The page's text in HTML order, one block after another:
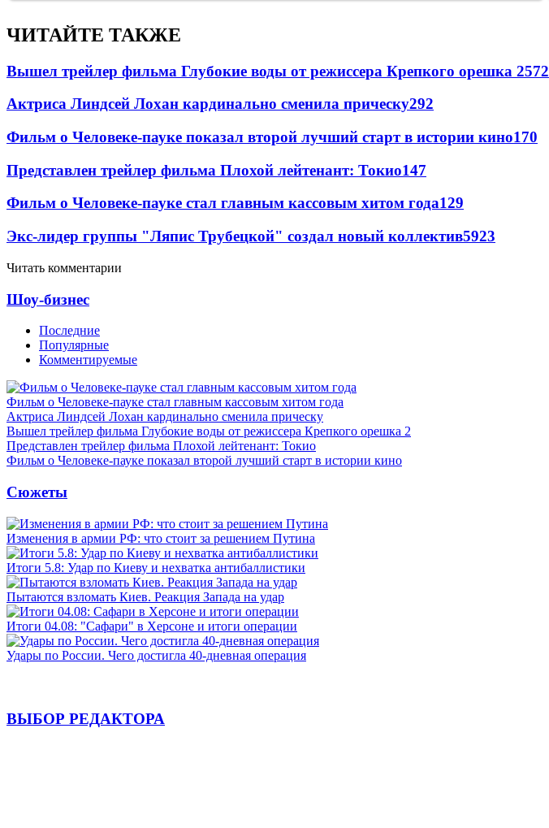
ЧИТАЙТЕ ТАКЖЕ
Вышел трейлер фильма Глубокие воды от режиссера Крепкого орешка 2572
Актриса Линдсей Лохан кардинально сменила прическу292
Фильм о Человеке-пауке показал второй лучший старт в истории кино170
Представлен трейлер фильма Плохой лейтенант: Токио147
Фильм о Человеке-пауке стал главным кассовым хитом года129
Экс-лидер группы "Ляпис Трубецкой" создал новый коллектив5923
Читать комментарии
Шоу-бизнес
Последние
Популярные
Комментируемые
Фильм о Человеке-пауке стал главным кассовым хитом года
Актриса Линдсей Лохан кардинально сменила прическу
Вышел трейлер фильма Глубокие воды от режиссера Крепкого орешка 2
Представлен трейлер фильма Плохой лейтенант: Токио
Фильм о Человеке-пауке показал второй лучший старт в истории кино
Сюжеты
Изменения в армии РФ: что стоит за решением Путина
Итоги 5.8: Удар по Киеву и нехватка антибаллистики
Пытаются взломать Киев. Реакция Запада на удар
Итоги 04.08: "Сафари" в Херсоне и итоги операции
Удары по России. Чего достигла 40-дневная операция
ВЫБОР РЕДАКТОРА